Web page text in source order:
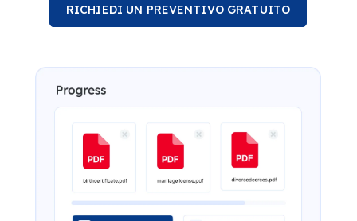
RICHIEDI UN PREVENTIVO GRATUITO